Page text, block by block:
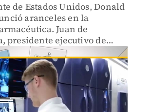
de Estados Unidos, Donald
aranceles en la
Juan de
presidente ejecutivo de
de esta imposición y
pasado con el desbasto de
en México.